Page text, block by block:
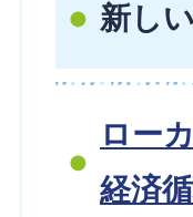
新し
ロー
経済